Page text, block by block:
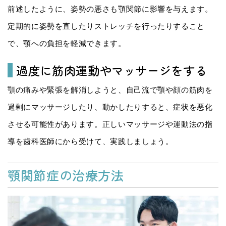
前述したように、姿勢の悪さも顎関節に影響を与えます。
定期的に姿勢を直したりストレッチを行ったりすること
で、顎への負担を軽減できます。
過度に筋肉運動やマッサージをする
顎の痛みや緊張を解消しようと、自己流で顎や顔の筋肉を
過剰にマッサージしたり、動かしたりすると、症状を悪化
させる可能性があります。正しいマッサージや運動法の指
導を歯科医師にから受けて、実践しましょう。
顎関節症の治療方法